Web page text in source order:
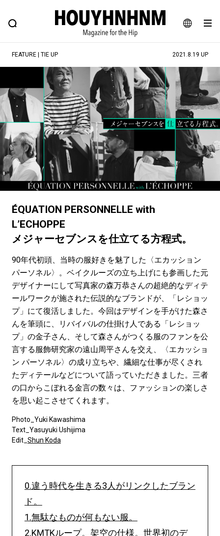
JA
EN
FEATURE BLOG SNAP
ヒップなファッション、カルチャー、ライフスタイルWEBマガジン
#注目のタグ
#SHOPPING ADDICT #憧れの逸品
#ESSENTIAL DESIGNS #古着サミット
#NEW VINTAGE #マイナーグッド図鑑
#路地裏てぃーん。 #MONTHLY JOURNAL
#GH 銘品の所以 #フイナムのYouTube
#Commune H #FOCUS IT #AH.H
#ととけん #FASHION #MUSIC
#LIFESTYLE
#SPORTS #HANDSOME HANDBOOK
FEATURE | TIE UP 2021.8.19 UP
ÉQUATION PERSONNELLE with
L’ECHOPPE
メジャーセブンスを仕立てる方程式。
90年代初頭、当時の服好きを魅了した〈エカッション
パーソネル〉。ベイクルーズの立ち上げにも参画した元
デザイナーにして写真家の森万恭さんの超絶的なディテ
ールワークが施された伝説的なブランドが、「レショッ
プ」にて復活しました。今回はデザインを手がけた森さ
んを筆頭に、リバイバルの仕掛け人である「レショッ
プ」の金子さん、そして森さんがつくる服のファンを公
言する服飾研究家の遠山周平さんを交え、〈エカッショ
ン パーソネル〉の成り立ちや、繊細な仕事が尽くされ
たディテールなどについて語っていただきました。三者
の口からこぼれる金言の数々は、ファッションの楽しさ
を思い起こさせてくれます。
Photo_Yuki Kawashima
Text_Yasuyuki Ushijima
Edit_ Shun Koda
0.違う時代を生きる3人がリンクしたブラン
ド。
1.無駄なものが何もない服。
2.KMTKループ。架空の仕様。世界初のデ